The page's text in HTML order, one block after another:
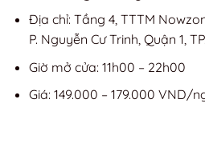
Địa chỉ: Tầng 4, TTTM
P. Nguyễn Cư Trinh, Quận 1,
Giờ mở cửa: 11h00 – 22h00
Giá: 149.000 – 179.000 VND/